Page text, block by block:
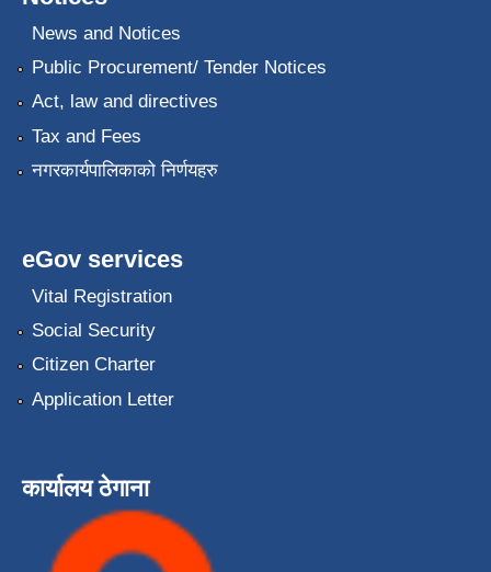
News and Notices
Public Procurement/ Tender Notices
Act, law and directives
Tax and Fees
नगरकार्यपालिकाको निर्णयहरु
eGov services
Vital Registration
Social Security
Citizen Charter
Application Letter
कार्यालय ठेगाना